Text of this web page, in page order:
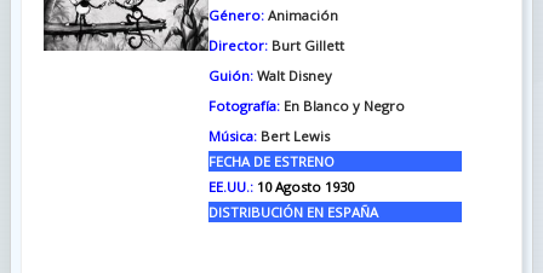
Género:Animación
Director:Burt Gillett
Guión:Walt Disney
Fotografía:En Blanco y Negro
Música:Bert Lewis
FECHA DE ESTRENO
EE.UU.:10 Agosto 1930
DISTRIBUCIÓN EN ESPAÑA